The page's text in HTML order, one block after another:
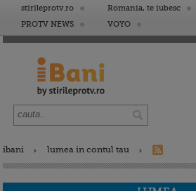
stirileprotv.ro Romania, te iubesc
PROTV NEWS
VOYO
ibani lumea in contul tau